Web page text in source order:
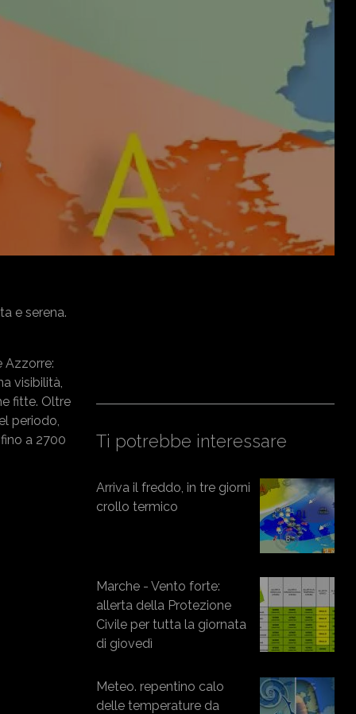
e serena.
Azzorre:
visibilità,
fitte. Oltre
periodo,
a 2700
Ti potrebbe interessare
Arriva il freddo, in tre giorni
crollo termico
Marche - Vento forte:
allerta della Protezione
Civile per tutta la giornata
di giovedì
Meteo. repentino calo
delle temperature da